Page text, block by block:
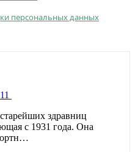
персональных данных
здравниц
с 1931 года. Она